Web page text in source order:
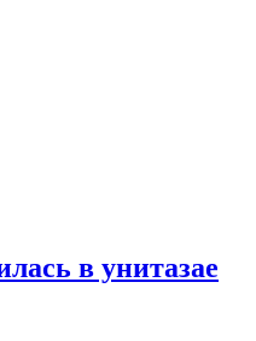
в унитазае